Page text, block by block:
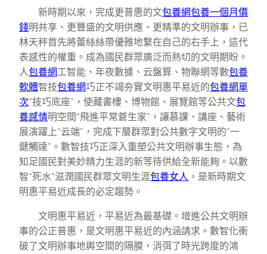
新時期以來，完成更普惠的文包養網包養一個月價
錢明共享、更豐盛的文明供應、更精準的文明辦事，已
林天秤首先將蕾絲絲帶優雅地繫在自己的右手上，這代
表感性的權重。成為國民群眾廣泛而熱切的文明期盼。
人包養網工智能、年夜數據、云盤算、物聯網等數包養
軟體智技包養網巧正不竭夯實文明惠平易近的包養網單
次“技巧底座”，使藏書樓、博物館、展覽館等公共文包
養感情明空間“飛進平常蒼生家”，讓慕課、講座、藝術
展演躍上“云端”，完成下層群眾對公共數字文明的“一
鍵觸達”。數智技巧正深入重塑公共文明辦事生態，為
知足國民對美妙精力生涯的新等待供給全新能夠。以數
智“死水”滋潤國民群眾文明生涯包養女人 ，是新時期文
明惠平易近成長的必定趨勢。
文明惠平易近，平易近為最基礎。增進公共文明辦
事的公正普惠，是文明惠平易近的內涵請求。數智化衝
破了文明辦事地輿空間的隔膜，消弭了時光跨度的鴻